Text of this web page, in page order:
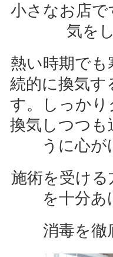
小さなお店
気を
熱い時期で
続的に換気す
す。しっかり
換気しつつも
うに心が
施術を受け
を十分あ
消毒を徹